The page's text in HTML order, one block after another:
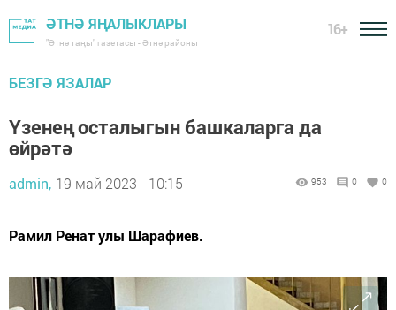
ӘТНӘ ЯҢАЛЫКЛАРЫ
"Әтнә таңы" газетасы - Әтнә районы
16+
БЕЗГӘ ЯЗАЛАР
Үзенең осталыгын башкаларга да
өйрәтә
admin, 19 май 2023 - 10:15 953 0 0
Рамил Ренат улы Шарафиев.